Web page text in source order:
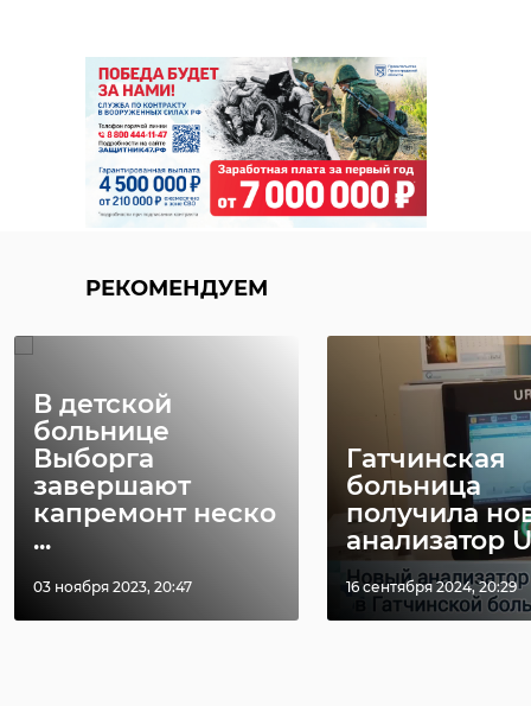
РЕКОМЕНДУЕМ
В детской
больнице
Выборга
завершают
капремонт неско
...
03 ноября 2023, 20:47
Гатчинская
больница
получила
анализатор
16 сентября 2024, 20:29